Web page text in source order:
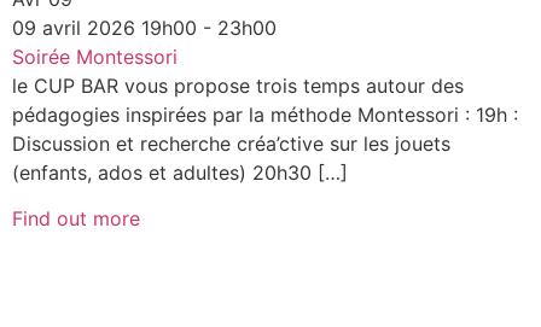
09 avril 2026 19h00 - 23h00
Soirée Montessori
le CUP BAR vous propose trois temps autour des
pédagogies inspirées par la méthode Montessori : 19h :
Discussion et recherche créa’ctive sur les jouets
(enfants, ados et adultes) 20h30 […]
Find out more